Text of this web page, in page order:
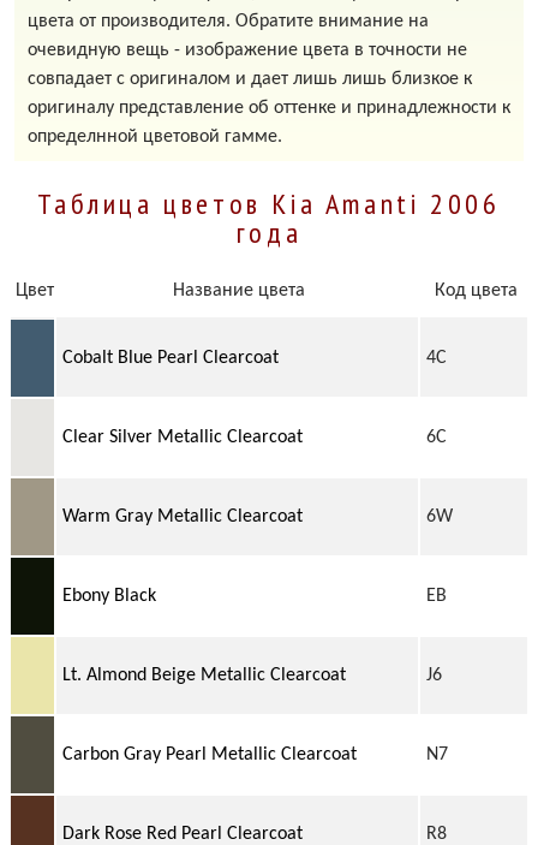
цвета от производителя. Обратите внимание на
очевидную вещь - изображение цвета в точности не
совпадает с оригиналом и дает лишь лишь близкое к
оригиналу представление об оттенке и принадлежности к
определнной цветовой гамме.
Таблица цветов Kia Amanti 2006
года
Цвет Название цвета Код цвета
Cobalt Blue Pearl Clearcoat 4C
Clear Silver Metallic Clearcoat 6C
Warm Gray Metallic Clearcoat 6W
Ebony Black EB
Lt. Almond Beige Metallic Clearcoat J6
Carbon Gray Pearl Metallic Clearcoat N7
Dark Rose Red Pearl Clearcoat R8